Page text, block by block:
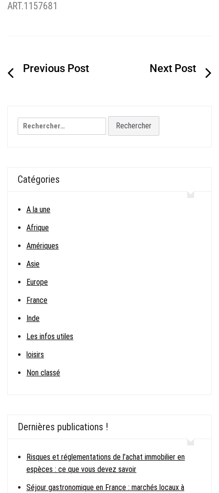
ART.1157681
Navigation
Rechercher :
Catégories
A la une
Afrique
Amériques
Asie
Europe
France
Inde
Les infos utiles
loisirs
Non classé
Dernières publications !
Risques et réglementations de l’achat immobilier en
espèces : ce que vous devez savoir
Séjour gastronomique en France : marchés locaux à